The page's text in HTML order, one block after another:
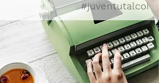
#juventutalcoi